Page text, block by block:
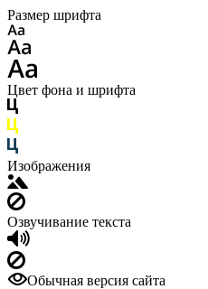
Размер шрифта
Цвет фона и шрифта
Изображения
Озвучивание текста
Обычная версия сайта